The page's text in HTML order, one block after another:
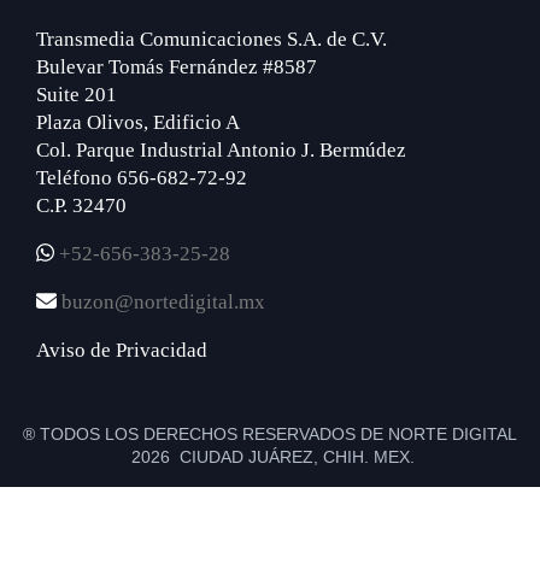
Transmedia Comunicaciones S.A. de C.V.
Bulevar Tomás Fernández #8587
Suite 201
Plaza Olivos, Edificio A
Col. Parque Industrial Antonio J. Bermúdez
Teléfono 656-682-72-92
C.P. 32470
+52-656-383-25-28
buzon@nortedigital.mx
Aviso de Privacidad
® TODOS LOS DERECHOS RESERVADOS DE NORTE DIGITAL
2026 CIUDAD JUÁREZ, CHIH. MEX.